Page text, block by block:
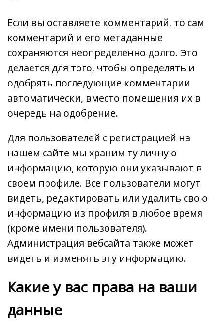
Если вы оставляете комментарий, то сам
комментарий и его метаданные
сохраняются неопределенно долго. Это
делается для того, чтобы определять и
одобрять последующие комментарии
автоматически, вместо помещения их в
очередь на одобрение.
Для пользователей с регистрацией на
нашем сайте мы храним ту личную
информацию, которую они указывают в
своем профиле. Все пользователи могут
видеть, редактировать или удалить свою
информацию из профиля в любое время
(кроме имени пользователя).
Администрация вебсайта также может
видеть и изменять эту информацию.
Какие у вас права на ваши
данные